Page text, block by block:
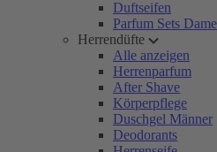
Duftseifen
Parfum Sets
Herrendüfte
Alle anzeigen
Herrenparfum
After Shave
Körperpflege
Duschgel Männer
Deodorants